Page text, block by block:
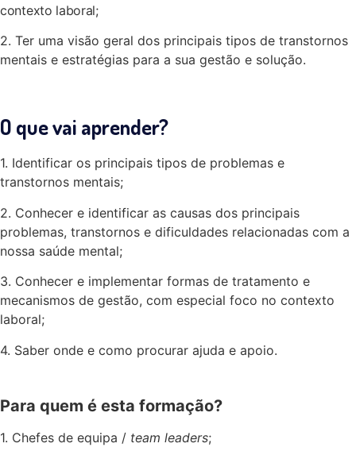
contexto laboral;
2. Ter uma visão geral dos principais tipos de transtornos
mentais e estratégias para a sua gestão e solução.
O que vai aprender?
1. Identificar os principais tipos de problemas e
transtornos mentais;
2. Conhecer e identificar as causas dos principais
problemas, transtornos e dificuldades relacionadas com a
nossa saúde mental;
3. Conhecer e implementar formas de tratamento e
mecanismos de gestão, com especial foco no contexto
laboral;
4. Saber onde e como procurar ajuda e apoio.
Para quem é esta formação?
1. Chefes de equipa / team leaders;